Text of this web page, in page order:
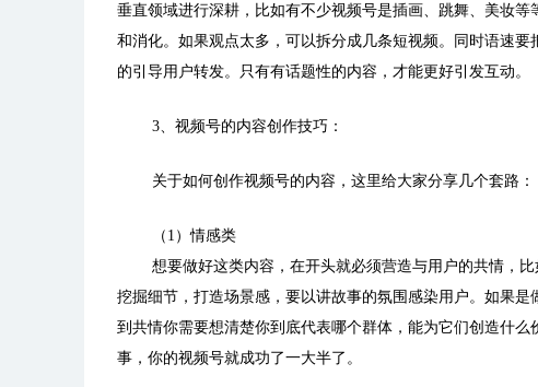
垂直领域进行深耕，比如有不少视频号是插画、跳舞、美妆
和消化。如果观点太多，可以拆分成几条短视频。同时语速
的引导用户转发。只有有话题性的内容，才能更好引发互动。
3、视频号的内容创作技巧：
关于如何创作视频号的内容，这里给大家分享几个套路：
（ 1 ）情感类
想要做好这类内容，在开头就必须营造与用户的共情，
挖掘细节，打造场景感，要以讲故事的氛围感染用户。如果
到共情你需要想清楚你到底代表哪个群体，能为它们创造什
事，你的视频号就成功了一大半了。